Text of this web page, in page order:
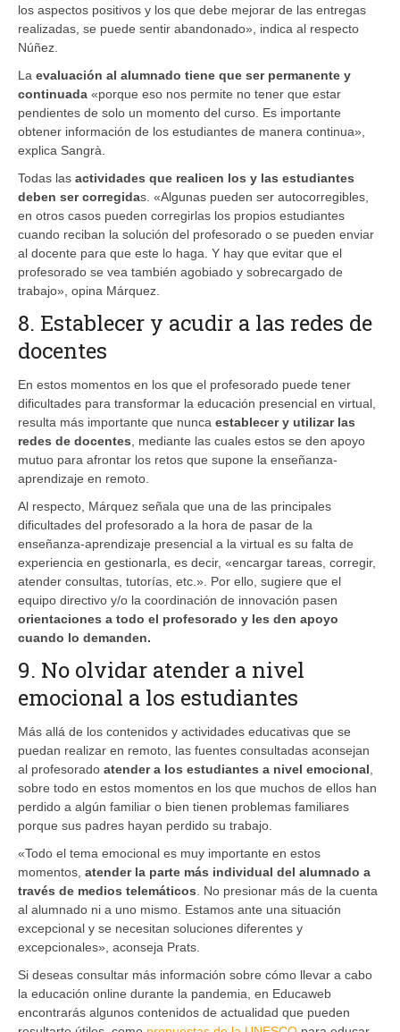
los aspectos positivos y los que debe mejorar de las entregas
realizadas, se puede sentir abandonado», indica al respecto
Núñez.
La evaluación al alumnado tiene que ser permanente y
continuada «porque eso nos permite no tener que estar
pendientes de solo un momento del curso. Es importante
obtener información de los estudiantes de manera continua»,
explica Sangrà.
Todas las actividades que realicen los y las estudiantes
deben ser corregidas. «Algunas pueden ser autocorregibles,
en otros casos pueden corregirlas los propios estudiantes
cuando reciban la solución del profesorado o se pueden enviar
al docente para que este lo haga. Y hay que evitar que el
profesorado se vea también agobiado y sobrecargado de
trabajo», opina Márquez.
8. Establecer y acudir a las redes de
docentes
En estos momentos en los que el profesorado puede tener
dificultades para transformar la educación presencial en virtual,
resulta más importante que nunca establecer y utilizar las
redes de docentes , mediante las cuales estos se den apoyo
mutuo para afrontar los retos que supone la enseñanza-
aprendizaje en remoto.
Al respecto, Márquez señala que una de las principales
dificultades del profesorado a la hora de pasar de la
enseñanza-aprendizaje presencial a la virtual es su falta de
experiencia en gestionarla, es decir, «encargar tareas, corregir,
atender consultas, tutorías, etc.». Por ello, sugiere que el
equipo directivo y/o la coordinación de innovación pasen
orientaciones a todo el profesorado y les den apoyo
cuando lo demanden.
9. No olvidar atender a nivel
emocional a los estudiantes
Más allá de los contenidos y actividades educativas que se
puedan realizar en remoto, las fuentes consultadas aconsejan
al profesorado atender a los estudiantes a nivel emocional
sobre todo en estos momentos en los que muchos de ellos han
perdido a algún familiar o bien tienen problemas familiares
porque sus padres hayan perdido su trabajo.
«Todo el tema emocional es muy importante en estos
momentos, atender la parte más individual del alumnado a
través de medios telemáticos . No presionar más de la cuenta
al alumnado ni a uno mismo. Estamos ante una situación
excepcional y se necesitan soluciones diferentes y
excepcionales», aconseja Prats.
Si deseas consultar más información sobre cómo llevar a cabo
la educación online durante la pandemia, en Educaweb
encontrarás algunos contenidos de actualidad que pueden